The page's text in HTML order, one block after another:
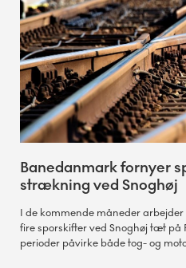
Banedanmark fornyer
strækning ved Snoghøj
I de kommende måneder
fire sporskifter ved Snoghøj tæt på
perioder påvirke både tog- og